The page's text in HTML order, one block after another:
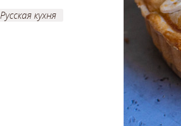
Русская кухня